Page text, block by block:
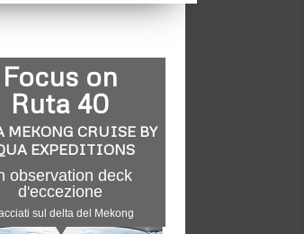
Focus on
Ruta 40
MEKONG CRUISE BY
EXPEDITIONS
observation deck
d'eccezione
sul delta del Mekong